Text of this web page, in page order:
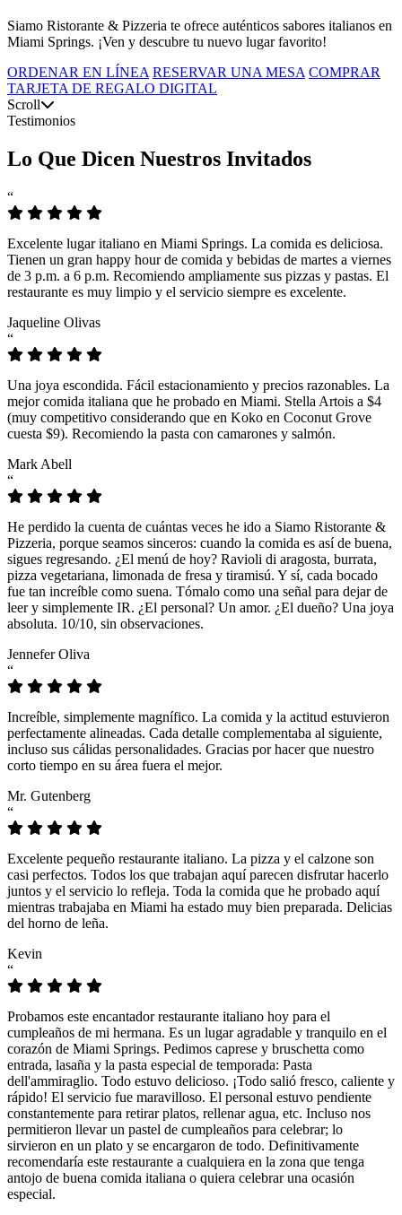
Siamo Ristorante & Pizzeria te ofrece auténticos sabores italianos en
Miami Springs. ¡Ven y descubre tu nuevo lugar favorito!
ORDENAR EN LÍNEA RESERVAR UNA MESA COMPRAR
TARJETA DE REGALO DIGITAL
Scroll
Testimonios
Lo Que Dicen Nuestros Invitados
“
Excelente lugar italiano en Miami Springs. La comida es deliciosa.
Tienen un gran happy hour de comida y bebidas de martes a viernes
de 3 p.m. a 6 p.m. Recomiendo ampliamente sus pizzas y pastas. El
restaurante es muy limpio y el servicio siempre es excelente.
Jaqueline Olivas
“
Una joya escondida. Fácil estacionamiento y precios razonables. La
mejor comida italiana que he probado en Miami. Stella Artois a $4
(muy competitivo considerando que en Koko en Coconut Grove
cuesta $9). Recomiendo la pasta con camarones y salmón.
Mark Abell
“
He perdido la cuenta de cuántas veces he ido a Siamo Ristorante &
Pizzeria, porque seamos sinceros: cuando la comida es así de buena,
sigues regresando. ¿El menú de hoy? Ravioli di aragosta, burrata,
pizza vegetariana, limonada de fresa y tiramisú. Y sí, cada bocado
fue tan increíble como suena. Tómalo como una señal para dejar de
leer y simplemente IR. ¿El personal? Un amor. ¿El dueño? Una joya
absoluta. 10/10, sin observaciones.
Jennefer Oliva
“
Increíble, simplemente magnífico. La comida y la actitud estuvieron
perfectamente alineadas. Cada detalle complementaba al siguiente,
incluso sus cálidas personalidades. Gracias por hacer que nuestro
corto tiempo en su área fuera el mejor.
Mr. Gutenberg
“
Excelente pequeño restaurante italiano. La pizza y el calzone son
casi perfectos. Todos los que trabajan aquí parecen disfrutar hacerlo
juntos y el servicio lo refleja. Toda la comida que he probado aquí
mientras trabajaba en Miami ha estado muy bien preparada. Delicias
del horno de leña.
Kevin
“
Probamos este encantador restaurante italiano hoy para el
cumpleaños de mi hermana. Es un lugar agradable y tranquilo en el
corazón de Miami Springs. Pedimos caprese y bruschetta como
entrada, lasaña y la pasta especial de temporada: Pasta
dell'ammiraglio. Todo estuvo delicioso. ¡Todo salió fresco, caliente y
rápido! El servicio fue maravilloso. El personal estuvo pendiente
constantemente para retirar platos, rellenar agua, etc. Incluso nos
permitieron llevar un pastel de cumpleaños para celebrar; lo
sirvieron en un plato y se encargaron de todo. Definitivamente
recomendaría este restaurante a cualquiera en la zona que tenga
antojo de buena comida italiana o quiera celebrar una ocasión
especial.